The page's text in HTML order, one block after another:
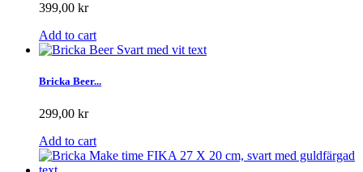
399,00 kr
Add to cart
Bricka Beer...
299,00 kr
Add to cart